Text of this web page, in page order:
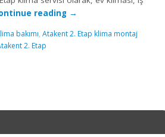
reading →
bakımı,Atakent 2. Etap klima montaj
2. Etap